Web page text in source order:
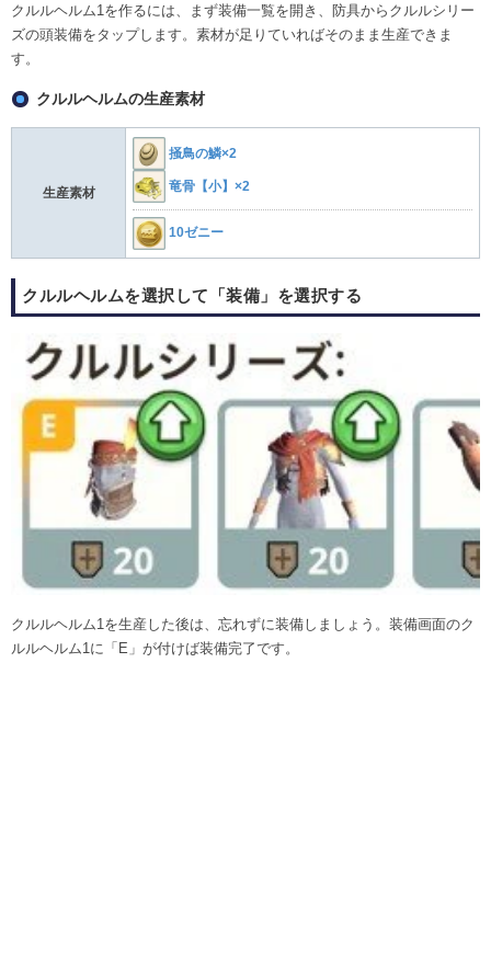
クルルヘルム1を作るには、まず装備一覧を開き、防具からクルルシリー
ズの頭装備をタップします。素材が足りていればそのまま生産できま
す。
クルルヘルムの生産素材
生産素材
掻鳥の鱗×2
竜骨【小】×2
10ゼニー
クルルヘルムを選択して「装備」を選択する
クルルヘルム1を生産した後は、忘れずに装備しましょう。装備画面のク
ルルヘルム1に「E」が付けば装備完了です。